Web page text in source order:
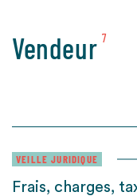
Vendeur 7
VEILLE JURIDIQUE
Frais, charges,